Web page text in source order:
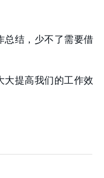
总结，少不了需要借
大提高我们的工作效